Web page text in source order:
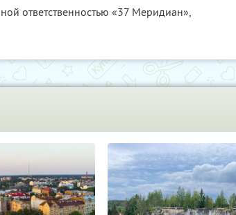
ответственностью «37 Меридиан»,